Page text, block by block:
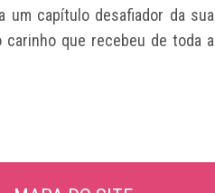
um capítulo desafiador da sua
que recebeu de toda a